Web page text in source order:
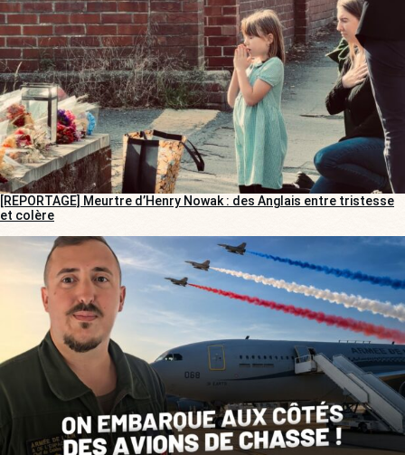
[REPORTAGE] Meurtre d’Henry Nowak : des Anglais entre tristesse
et colère